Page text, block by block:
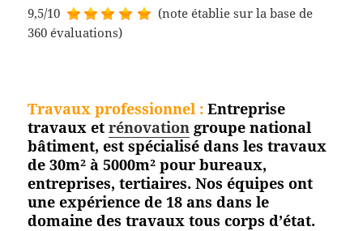
9,5/10
(note établie sur la base de
360 évaluations)
Travaux professionnel : Entreprise
travaux etrénovation groupe national
bâtiment, est spécialisé dans les travaux
de 30m² à 5000m² pour bureaux,
entreprises, tertiaires. Nos équipes ont
une expérience de 18 ans dans le
domaine des travaux tous corpsd’état.